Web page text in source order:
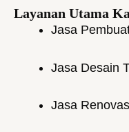
Layanan Utama
Jasa
Jasa Desain
Jasa